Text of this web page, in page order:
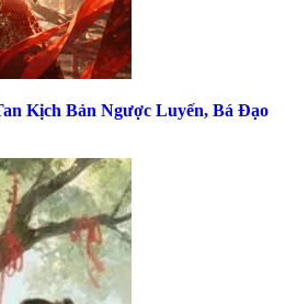
Kịch Bản Ngược Luyến, Bá Đạo